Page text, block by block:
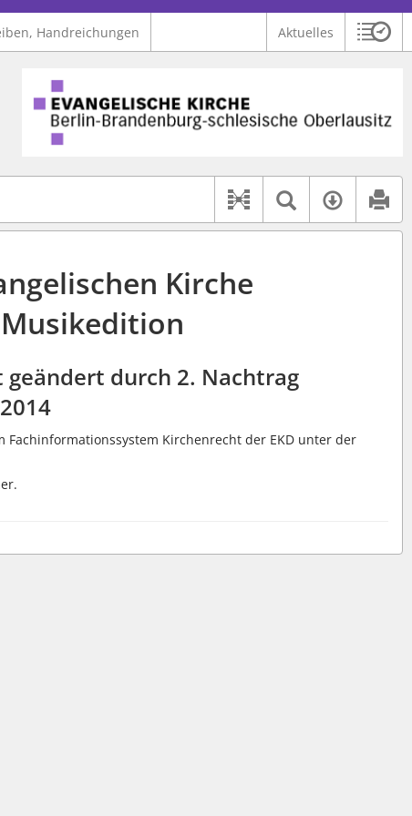
Handreichungen Aktuelles
findet auch: "Pfarrerinitiative" oder "Pfarrerausschuss".
Hilfe.
Logo Ev. Kirche Berlin-Brandenburg-schlesische Oberlausitz
Dokument-
Textsuche
Kirche
geändert durch 2. Nachtrag
Kirchenrecht der EKD unter der